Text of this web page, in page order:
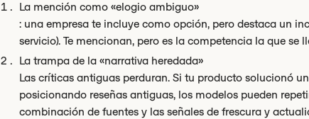
La mención como «elogio ambiguo»
: una empresa te incluye como opción, pero destaca un
servicio). Te mencionan, pero es la competencia la que se
La trampa de la «narrativa heredada»
Las críticas antiguas perduran. Si tu producto solucionó
posicionando reseñas antiguas, los modelos pueden
combinación de fuentes y las señales de frescura y